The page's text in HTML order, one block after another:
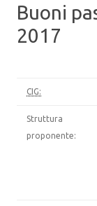
Buoni
2017
CIG:
Struttura
proponente: